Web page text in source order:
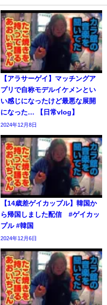
【アラサーゲイ】マッチングア
プリで自称モデルイケメンとい
い感じになったけど最悪な展開
になった… 【日常vlog】
2024年12月8日
【14歳差ゲイカップル】韓国か
ら帰国しました配信 #ゲイカッ
プル #韓国
2024年12月6日